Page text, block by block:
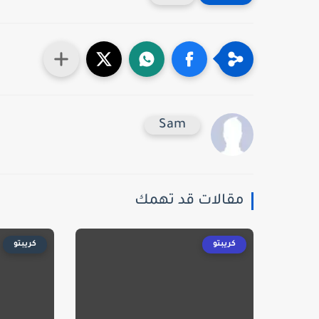
Sam
مقالات قد تهمك
كريبتو كريبتو